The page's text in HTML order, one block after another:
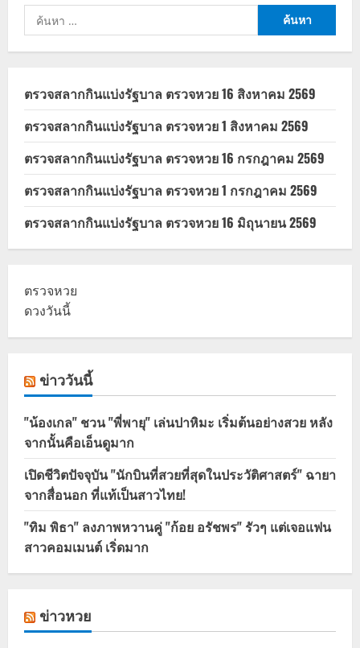
คือ
พร้อม
แนะนำ
ค้นหา
สำหรับ:
ตรวจสลากกินแบ่งรัฐบาล ตรวจหวย 16 สิงหาคม 2569
ตรวจสลากกินแบ่งรัฐบาล ตรวจหวย 1 สิงหาคม 2569
ตรวจสลากกินแบ่งรัฐบาล ตรวจหวย 16 กรกฎาคม 2569
ตรวจสลากกินแบ่งรัฐบาล ตรวจหวย 1 กรกฎาคม 2569
ตรวจสลากกินแบ่งรัฐบาล ตรวจหวย 16 มิถุนายน 2569
ตรวจหวย
ดวงวันนี้
ข่าววันนี้
"น้องเกล" ชวน "พี่พายุ" เล่นปาหิมะ เริ่มต้นอย่างสวย หลัง
จากนั้นคือเอ็นดูมาก
เปิดชีวิตปัจจุบัน "นักบินที่สวยที่สุดในประวัติศาสตร์" ฉายา
จากสื่อนอก ที่แท้เป็นสาวไทย!
"ทิม พิธา" ลงภาพหวานคู่ "ก้อย อรัชพร" รัวๆ แต่เจอแฟน
สาวคอมเมนต์ เริ่ดมาก
ข่าวหวย